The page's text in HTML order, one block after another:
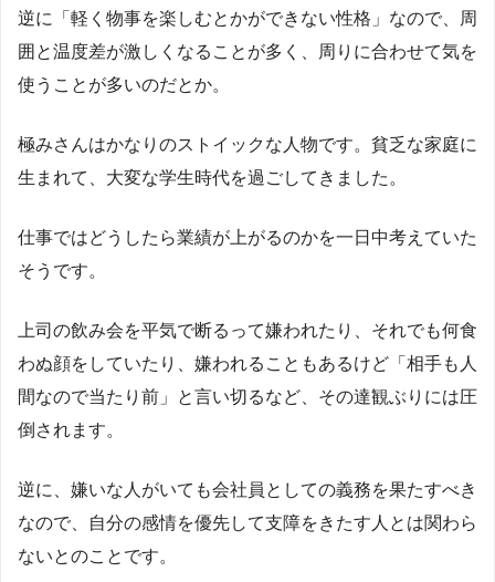
逆に「軽く物事を楽しむとかができない性格」なので、周
囲と温度差が激しくなることが多く、周りに合わせて気を
使うことが多いのだとか。
極みさんはかなりのストイックな人物です。貧乏な家庭に
生まれて、大変な学生時代を過ごしてきました。
仕事ではどうしたら業績が上がるのかを一日中考えていた
そうです。
上司の飲み会を平気で断るって嫌われたり、それでも何食
わぬ顔をしていたり、嫌われることもあるけど「相手も人
間なので当たり前」と言い切るなど、その達観ぶりには圧
倒されます。
逆に、嫌いな人がいても会社員としての義務を果たすべき
なので、自分の感情を優先して支障をきたす人とは関わら
ないとのことです。